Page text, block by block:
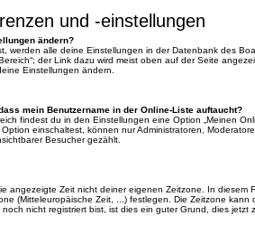
und -einstellungen
ändern?
werden alle deine Einstellungen in der Datenbank des
der Link dazu wird meist oben auf der Seite
Einstellungen ändern.
mein Benutzername in der Online-Liste auftaucht?
findest du in den Einstellungen eine Option „Meinen
einschaltest, können nur Administratoren,
Besucher gezählt.
angezeigte Zeit nicht deiner eigenen Zeitzone. In diesem
(Mitteleuropäische Zeit, ...) festlegen. Die Zeitzone kann
nicht registriert bist, ist dies ein guter Grund, dies jetzt